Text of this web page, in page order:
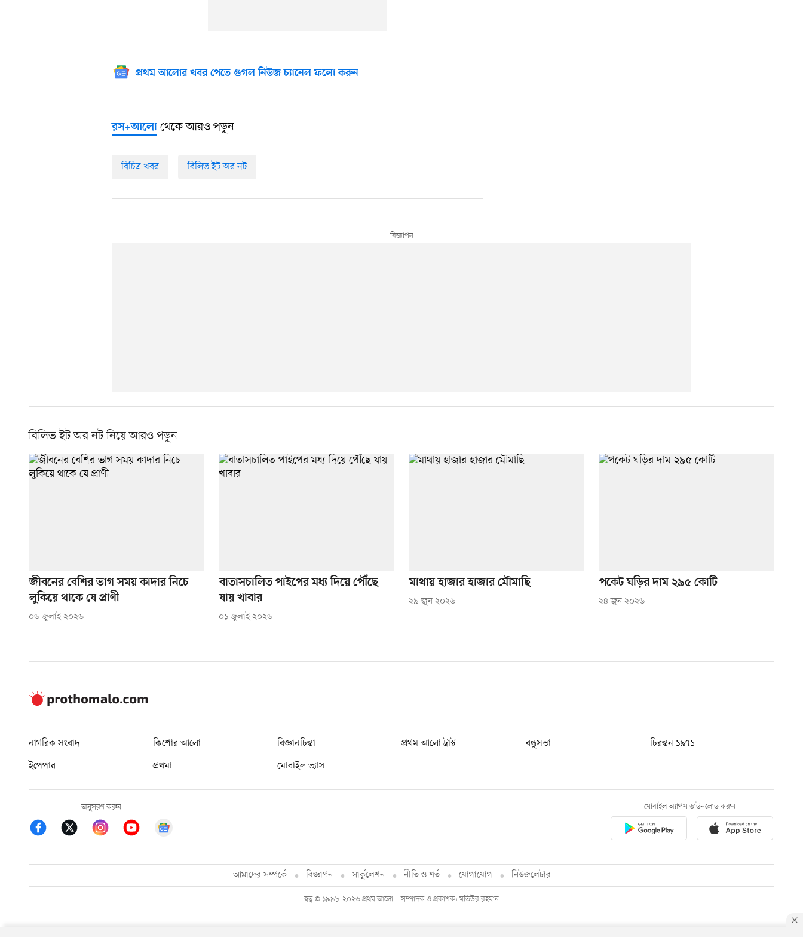
প্রথম আলোর খবর পেতে গুগল নিউজ চ্যানেল ফলো করুন
রস+আলো থেকে আরও পড়ুন
বিচিত্র খবর বিলিভ ইট অর নট
বিলিভ ইট অর নট নিয়ে আরও পড়ুন
জীবনের বেশির ভাগ সময় কাদার নিচে
লুকিয়ে থাকে যে প্রাণী
০৬ জুলাই ২০২৬
বাতাসচালিত পাইপের মধ্য দিয়ে পৌঁছে
যায় খাবার
০১ জুলাই ২০২৬
মাথায় হাজার হাজার মৌমাছি
২৯ জুন ২০২৬
পকেট ঘড়ির দাম ২৯৫ কোটি
২৪ জুন ২০২৬
নাগরিক সংবাদ কিশোর আলো বিজ্ঞানচিন্তা প্রথম আলো ট্রাস্ট বন্ধুসভা
চিরন্তন ১৯৭১
ইপেপার
প্রথমা মোবাইল ভ্যাস
অনুসরণ করুন মোবাইল অ্যাপস ডাউনলোড করুন
আমাদের সম্পর্কে বিজ্ঞাপন সার্কুলেশন নীতি ও শর্ত যোগাযোগ নিউজলেটার
স্বত্ব © ১৯৯৮-২০২৬ প্রথম আলো সম্পাদক ও প্রকাশক: মতিউর রহমান